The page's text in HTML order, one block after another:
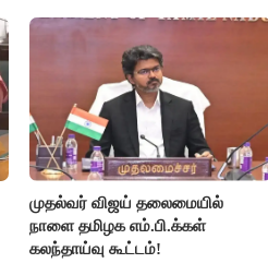
முதல்வர் விஜய் தலைமையில்
நாளை தமிழக எம்.பி.க்கள்
கலந்தாய்வு கூட்டம்!